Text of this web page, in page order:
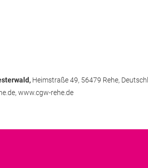
Heimstraße 49, 56479 Rehe,
www.cgw-rehe.de